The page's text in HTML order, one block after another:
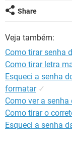
Share
Veja também:
Como tirar senha
Como tirar letra
Esqueci a senha
formatar ✓
Como ver a
Como tirar o
Esqueci a senha